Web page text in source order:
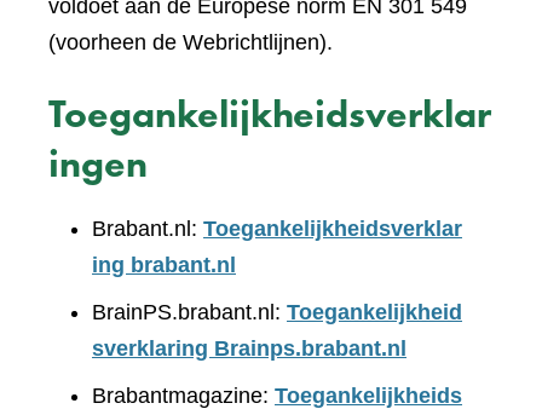
voldoet aan de Europese norm EN 301 549
(voorheen de Webrichtlijnen).
Toegankelijkheidsverklar
ingen
Brabant.nl: Toegankelijkheidsverklar
ing brabant.nl
BrainPS.brabant.nl: Toegankelijkheid
sverklaring Brainps.brabant.nl
Brabantmagazine: Toegankelijkheids